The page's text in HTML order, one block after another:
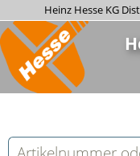
Heinz Hesse KG